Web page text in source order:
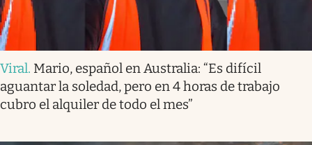
Viral. Mario, español en Australia: “Es difícil
aguantar la soledad, pero en 4 horas de trabajo
cubro el alquiler de todo el mes”